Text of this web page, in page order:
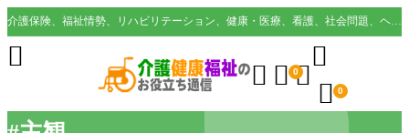
介護保険、福祉情勢、リハビリテーション、健康・医療、看護、社会問題、ヘルスケア業界など様々な切り口から役立つ情報を配信。
  0

 0
